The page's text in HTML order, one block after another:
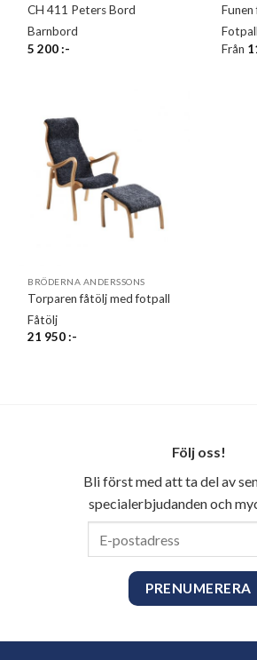
CH 411 Peters Bord
Barnbord
5 200:-
Fotpall
Från
BRÖDERNA ANDERSSONS
Torparen fåtölj med fotpall
Fåtölj
21 950:-
Följ oss!
Bli först med att ta del av
specialerbjudanden och